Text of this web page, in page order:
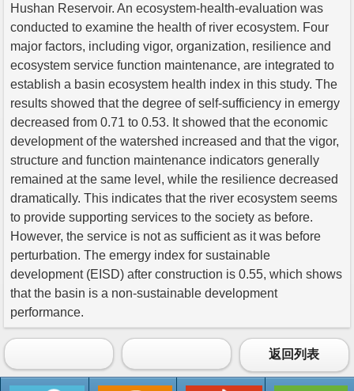
Hushan Reservoir. An ecosystem-health-evaluation was
conducted to examine the health of river ecosystem. Four
major factors, including vigor, organization, resilience and
ecosystem service function maintenance, are integrated to
establish a basin ecosystem health index in this study. The
results showed that the degree of self-sufficiency in emergy
decreased from 0.71 to 0.53. It showed that the economic
development of the watershed increased and that the vigor,
structure and function maintenance indicators generally
remained at the same level, while the resilience decreased
dramatically. This indicates that the river ecosystem seems
to provide supporting services to the society as before.
However, the service is not as sufficient as it was before
perturbation. The emergy index for sustainable
development (EISD) after construction is 0.55, which shows
that the basin is a non-sustainable development
performance.
返回列表